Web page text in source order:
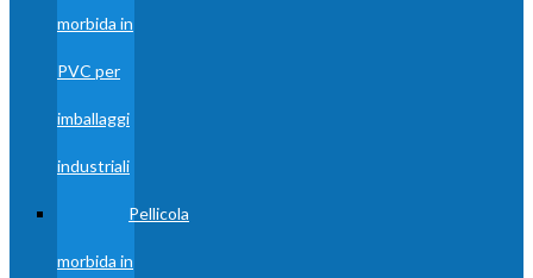
morbida in
PVC per
imballaggi
industriali
Pellicola
morbida in